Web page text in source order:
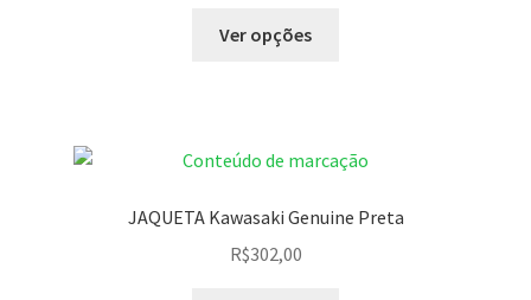
Ver opções
JAQUETA Kawasaki Genuine Preta
R$302,00